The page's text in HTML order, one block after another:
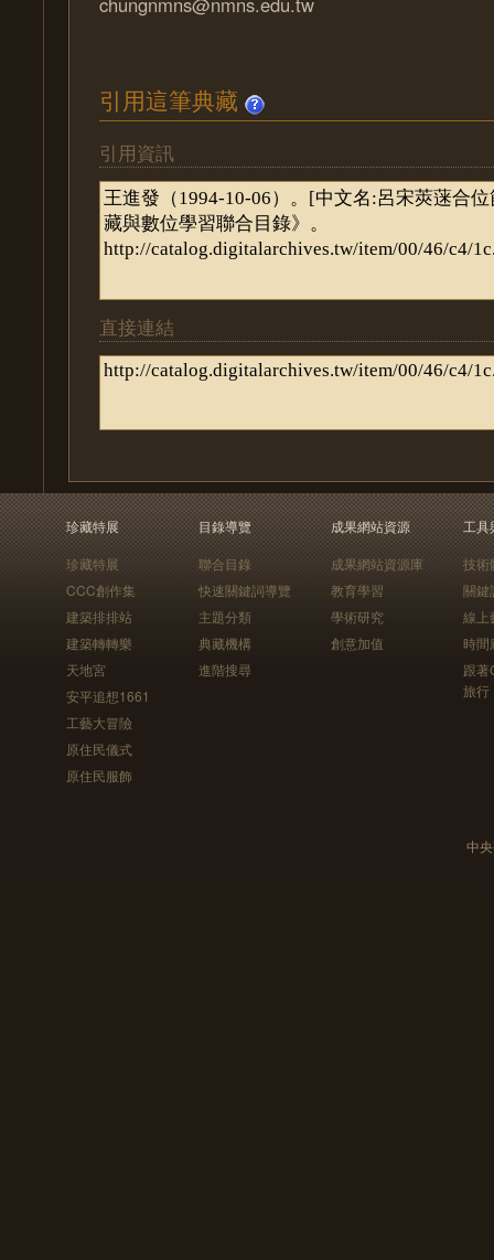
引用這筆典藏
引用資訊
直接連結
珍藏特展
珍藏特展
CCC創作集
建築排排站
建築轉轉樂
天地宮
安平追想1661
工藝大冒險
原住民儀式
原住民服飾
目錄導覽
聯合目錄
快速關鍵詞導覽
主題分類
典藏機構
進階搜尋
成果網站資源
成果網站資源庫
教育學習
學術研究
創意加值
工具
技術
關鍵
線上
時間
跟
旅行
中